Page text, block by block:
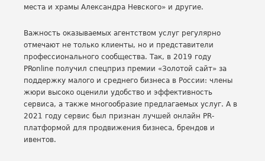
места и храмы Александра Невского» и другие.
Важность оказываемых агентством услуг регулярно
отмечают не только клиенты, но и представители
профессионального сообщества. Так, в 2019 году
PRonline получил спецприз премии «Золотой сайт» за
поддержку малого и среднего бизнеса в России: члены
жюри высоко оценили удобство и эффективность
сервиса, а также многообразие предлагаемых услуг. А в
2021 году сервис был признан лучшей онлайн PR-
платформой для продвижения бизнеса, брендов и
ивентов.